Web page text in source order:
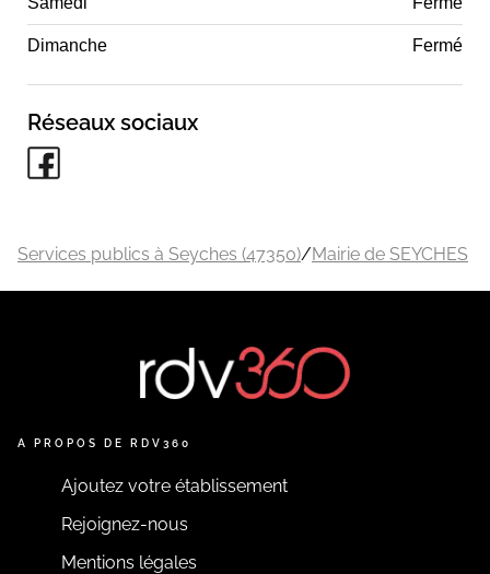
Dimanche Fermé
Réseaux sociaux
Services publics à Seyches (47350)/Mairie de SEYCHES
A PROPOS DE RDV360
Ajoutez votre établissement
Rejoignez-nous
Mentions légales